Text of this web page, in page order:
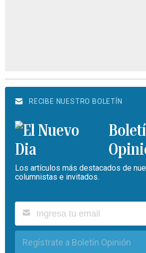
RECIBE NUESTRO BOLETÍN
Los artículos más destacados de
columnistas e invitados.
Regístrate a Boletín Opinión